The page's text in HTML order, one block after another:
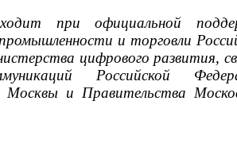
при официальной
и торговли
цифрового развития,
Российской
Москвы и Правительства